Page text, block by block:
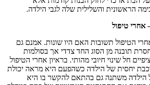
הראשונית והשלילית שלה לגבי הילדה.
אחרי טיפול
הטיפול תשובות האם היו שונות. אמנם גם
תובנה מן הסוג החד צדדי אך בסולמות
חל שינוי חיובי מהותי. בראיון אחרי הטיפול
יחסית של הילדה כשהפעם היא מראה יכולת
הילדה משתנה גם בהתאם להקשר בו היא